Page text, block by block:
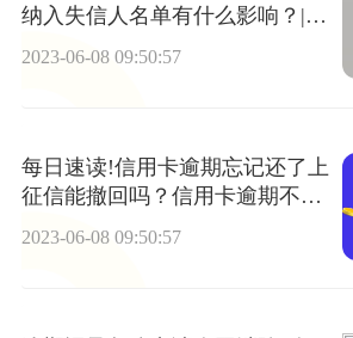
纳入失信人名单有什么影响？|世
2023-06-08 09:50:57
每日速读!信用卡逾期忘记还了上
征信能撤回吗？信用卡逾期不还
2023-06-08 09:50:57